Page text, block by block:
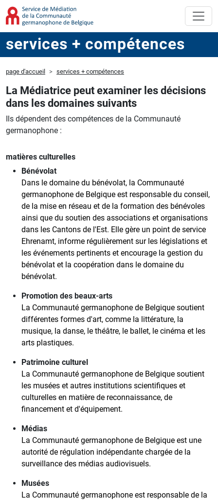
services + compétences
page d'accueil services + compétences
La Médiatrice peut examiner les décisions
dans les domaines suivants
Ils dépendent des compétences de la Communauté
germanophone :
matières culturelles
Bénévolat
Dans le domaine du bénévolat, la Communauté
germanophone de Belgique est responsable du conseil,
de la mise en réseau et de la formation des bénévoles
ainsi que du soutien des associations et organisations
dans les Cantons de l'Est. Elle gère un point de service
Ehrenamt, informe régulièrement sur les législations et
les événements pertinents et encourage la gestion du
bénévolat et la coopération dans le domaine du
bénévolat.
Promotion des beaux-arts
La Communauté germanophone de Belgique soutient
différentes formes d'art, comme la littérature, la
musique, la danse, le théâtre, le ballet, le cinéma et les
arts plastiques.
Patrimoine culturel
La Communauté germanophone de Belgique soutient
les musées et autres institutions scientifiques et
culturelles en matière de reconnaissance, de
financement et d'équipement.
Médias
La Communauté germanophone de Belgique est une
autorité de régulation indépendante chargée de la
surveillance des médias audiovisuels.
Musées
La Communauté germanophone est responsable de la